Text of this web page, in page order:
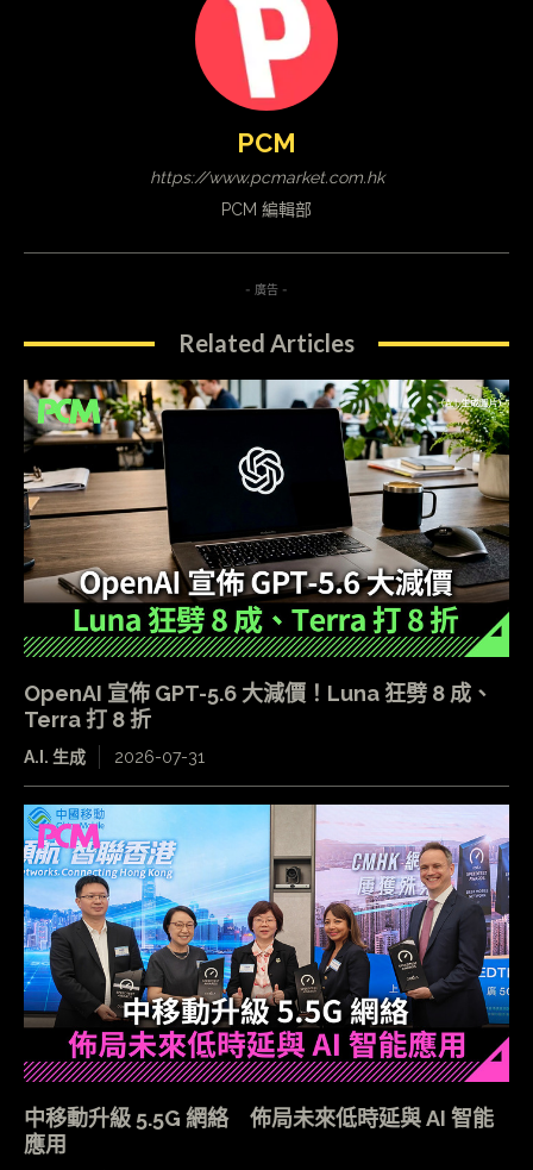
PCM
https://www.pcmarket.com.hk
PCM 編輯部
- 廣告 -
Related Articles
OpenAI 宣佈 GPT-5.6 大減價！Luna 狂劈 8 成、
Terra 打 8 折
A.I. 生成 2026-07-31
中移動升級 5.5G 網絡 佈局未來低時延與 AI 智能
應用